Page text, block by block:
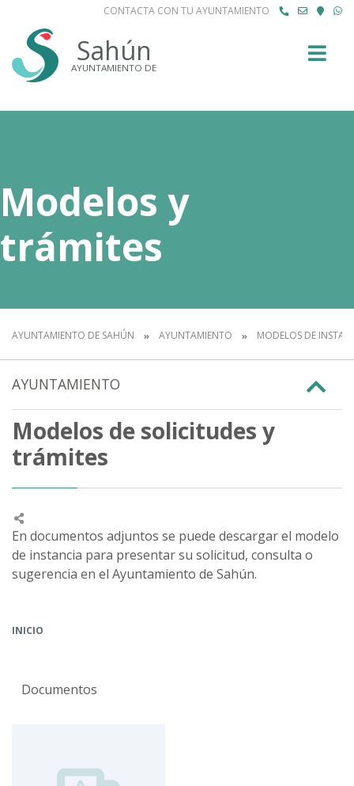
CONTACTA CON TU AYUNTAMIENTO
Sahún
AYUNTAMIENTO DE
Modelos y
trámites
AYUNTAMIENTO DE SAHÚN AYUNTAMIENTO MODELOS DE
AYUNTAMIENTO
Modelos de solicitudes y
trámites
En documentos adjuntos se puede descargar el modelo
de instancia para presentar su solicitud, consulta o
sugerencia en el Ayuntamiento de Sahún.
INICIO
Documentos